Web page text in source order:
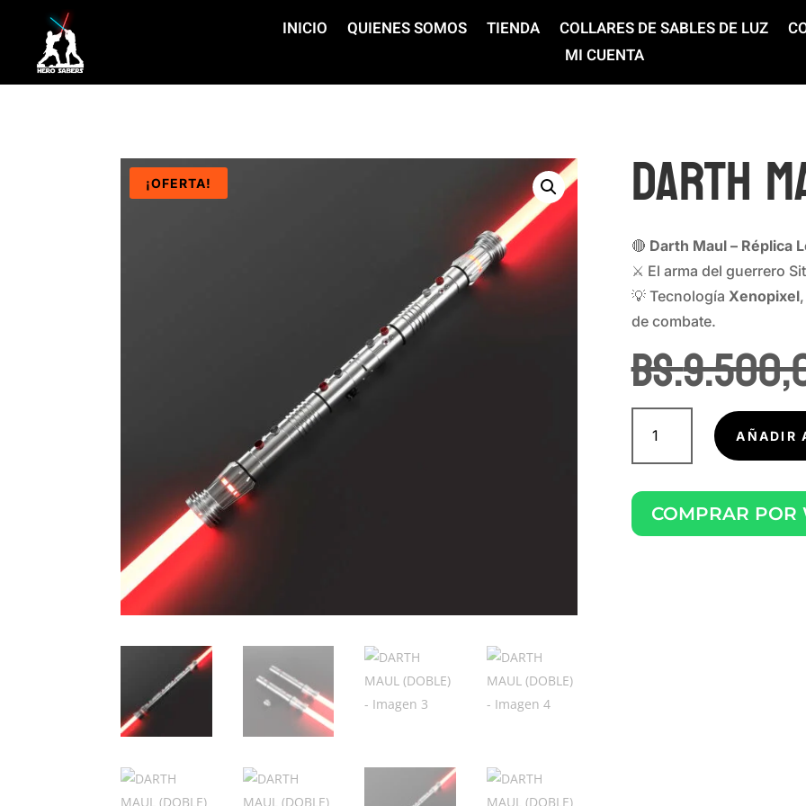
INICIO QUIENES SOMOS TIENDA COLLARES DE SABLES DE LUZ
MI CUENTA
¡OFERTA! DARTH
🔴 Darth Maul – Réplica
⚔️ El arma del guerrero
💡 Tecnología Xenopixel
de combate.
Bs.
DARTH
MAUL
(DOBLE)
AÑADIR
COMPRAR POR